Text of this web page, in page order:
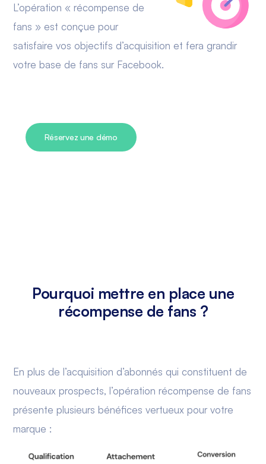
L’opération « récompense de
fans » est conçue pour
satisfaire vos objectifs d’acquisition et fera grandir
votre base de fans sur Facebook.
Réservez une démo
Pourquoi mettre en place une
récompense de fans ?
En plus de l’acquisition d’abonnés qui constituent de
nouveaux prospects, l’opération récompense de fans
présente plusieurs bénéfices vertueux pour votre
marque :